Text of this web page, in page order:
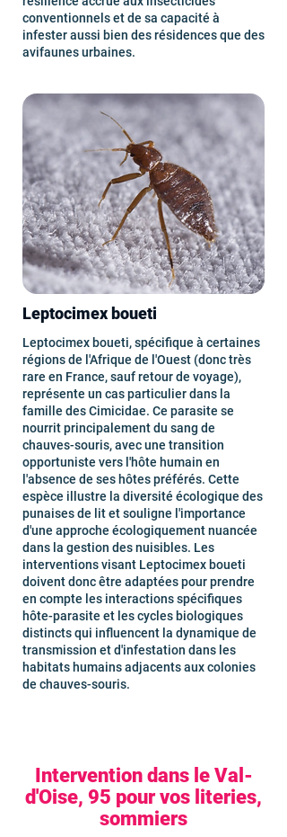
conventionnels et de sa capacité à
infester aussi bien des résidences que des
avifaunes urbaines.
Leptocimex boueti
Leptocimex boueti, spécifique à certaines
régions de l'Afrique de l'Ouest (donc très
rare en France, sauf retour de voyage),
représente un cas particulier dans la
famille des Cimicidae. Ce parasite se
nourrit principalement du sang de
chauves-souris, avec une transition
opportuniste vers l'hôte humain en
l'absence de ses hôtes préférés. Cette
espèce illustre la diversité écologique des
punaises de lit et souligne l'importance
d'une approche écologiquement nuancée
dans la gestion des nuisibles. Les
interventions visant Leptocimex boueti
doivent donc être adaptées pour prendre
en compte les interactions spécifiques
hôte-parasite et les cycles biologiques
distincts qui influencent la dynamique de
transmission et d'infestation dans les
habitats humains adjacents aux colonies
de chauves-souris.
Intervention dans le Val-
d'Oise, 95 pour vos literies,
sommiers